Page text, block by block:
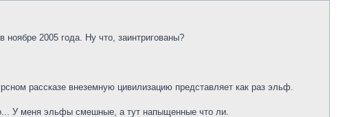
2005 года. Ну что, заинтригованы?
рассказе внеземную цивилизацию представляет как раз эльф.
У меня эльфы смешные, а тут напыщенные что ли.